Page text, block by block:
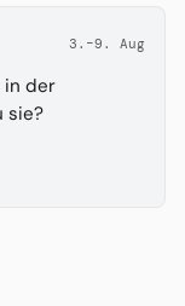
3.–9. Aug
in der
sie?